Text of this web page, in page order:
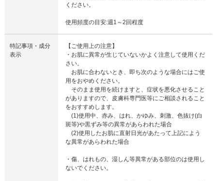
ください。
使用頻度の目安:週1～2回程度
特記事項・成分
表示
【ご使用上の注意】
・お肌に異常が生じていないかよく注意して使用くだ
さい。
お肌に合わないとき、即ち次のような場合にはご使
用をおやめください。
そのまま使用を続けますと、症状を悪化させること
がありますので、皮膚科専門医等にご相談されること
をおすすめします。
(1)使用中、赤み、はれ、かゆみ、刺激、色抜け(白
斑等)や黒ずみ等の異常があらわれた場合
(2)使用したお肌に直射日光があたって上記によう
な異常があらわれた場合
・傷、はれもの、湿しん等異常がある部位のは使用し
ないでください。